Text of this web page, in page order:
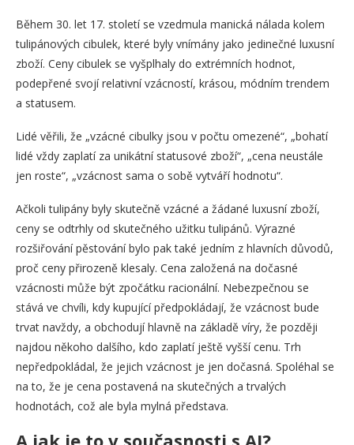
Během 30. let 17. století se vzedmula manická nálada kolem
tulipánových cibulek, které byly vnímány jako jedinečné luxusní
zboží. Ceny cibulek se vyšplhaly do extrémních hodnot,
podepřené svojí relativní vzácností, krásou, módním trendem
a statusem.
Lidé věřili, že „vzácné cibulky jsou v počtu omezené“, „bohatí
lidé vždy zaplatí za unikátní statusové zboží“, „cena neustále
jen roste“, „vzácnost sama o sobě vytváří hodnotu“.
Ačkoli tulipány byly skutečně vzácné a žádané luxusní zboží,
ceny se odtrhly od skutečného užitku tulipánů. Výrazné
rozšiřování pěstování bylo pak také jedním z hlavních důvodů,
proč ceny přirozeně klesaly. Cena založená na dočasné
vzácnosti může být zpočátku racionální. Nebezpečnou se
stává ve chvíli, kdy kupující předpokládají, že vzácnost bude
trvat navždy, a obchodují hlavně na základě víry, že později
najdou někoho dalšího, kdo zaplatí ještě vyšší cenu. Trh
nepředpokládal, že jejich vzácnost je jen dočasná. Spoléhal se
na to, že je cena postavená na skutečných a trvalých
hodnotách, což ale byla mylná představa.
A jak je to v současnosti s AI?